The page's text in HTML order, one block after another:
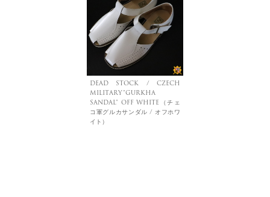
DEAD STOCK / CZECH
MILITARY”GURKHA
SANDAL” OFF WHITE（チェ
コ軍グルカサンダル / オフホワ
イト）